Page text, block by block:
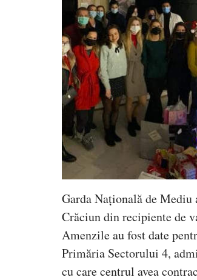
Garda Națională de
Crăciun din recipiente de
Amenzile au fost date
Primăria Sectorului 4,
cu care centrul avea